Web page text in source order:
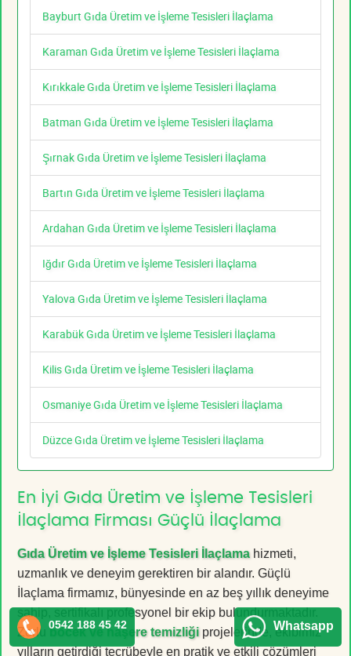
Bayburt Gıda Üretim ve İşleme Tesisleri İlaçlama
Karaman Gıda Üretim ve İşleme Tesisleri İlaçlama
Kırıkkale Gıda Üretim ve İşleme Tesisleri İlaçlama
Batman Gıda Üretim ve İşleme Tesisleri İlaçlama
Şırnak Gıda Üretim ve İşleme Tesisleri İlaçlama
Bartın Gıda Üretim ve İşleme Tesisleri İlaçlama
Ardahan Gıda Üretim ve İşleme Tesisleri İlaçlama
Iğdır Gıda Üretim ve İşleme Tesisleri İlaçlama
Yalova Gıda Üretim ve İşleme Tesisleri İlaçlama
Karabük Gıda Üretim ve İşleme Tesisleri İlaçlama
Kilis Gıda Üretim ve İşleme Tesisleri İlaçlama
Osmaniye Gıda Üretim ve İşleme Tesisleri İlaçlama
Düzce Gıda Üretim ve İşleme Tesisleri İlaçlama
En İyi Gıda Üretim ve İşleme Tesisleri
İlaçlama Firması Güçlü İlaçlama
Gıda Üretim ve İşleme Tesisleri İlaçlamahizmeti,
uzmanlık ve deneyim gerektiren bir alandır. Güçlü
İlaçlama firmamız, bünyesinde en az beş yıllık deneyime
sahip, sertifikalı profesyonel bir ekip bulundurmaktadır.
Zorlu böcek ve haşere temizliği projelerinde, ekibimiz
yılların getirdiği tecrübeyle en pratik ve etkili çözümleri
0542 188 45 42 Whatsapp